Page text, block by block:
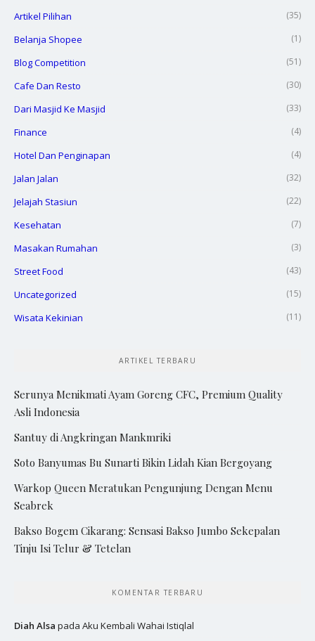
Artikel Pilihan (35)
Belanja Shopee (1)
Blog Competition (51)
Cafe Dan Resto (30)
Dari Masjid Ke Masjid (33)
Finance (4)
Hotel Dan Penginapan (4)
Jalan Jalan (32)
Jelajah Stasiun (22)
Kesehatan (7)
Masakan Rumahan (3)
Street Food (43)
Uncategorized (15)
Wisata Kekinian (11)
ARTIKEL TERBARU
Serunya Menikmati Ayam Goreng CFC, Premium Quality
Asli Indonesia
Santuy di Angkringan Mankmriki
Soto Banyumas Bu Sunarti Bikin Lidah Kian Bergoyang
Warkop Queen Meratukan Pengunjung Dengan Menu
Seabrek
Bakso Bogem Cikarang: Sensasi Bakso Jumbo Sekepalan
Tinju Isi Telur & Tetelan
KOMENTAR TERBARU
Diah Alsa pada Aku Kembali Wahai Istiqlal